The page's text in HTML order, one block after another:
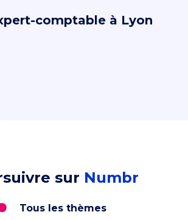
comptable à Lyon
sur Numbr
Tous les thèmes